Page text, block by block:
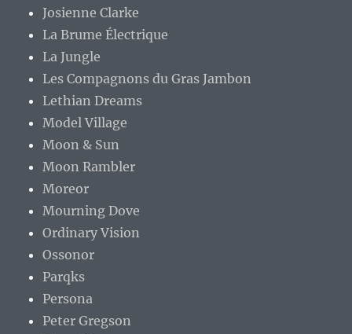
Josienne Clarke
La Brume Électrique
La Jungle
Les Compagnons du Gras Jambon
Lethian Dreams
Model Village
Moon & Sun
Moon Rambler
Moreor
Mourning Dove
Ordinary Vision
Ossonor
Parqks
Persona
Peter Gregson